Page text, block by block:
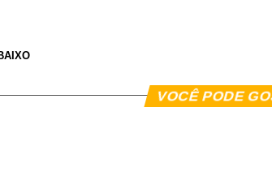
VOCÊ PODE